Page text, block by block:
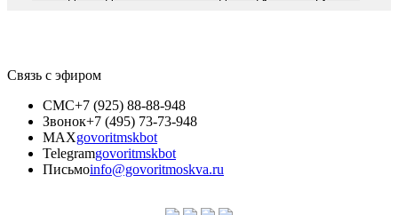
Связь с эфиром
СМС+7 (925) 88-88-948
Звонок+7 (495) 73-73-948
MAXgovoritmskbot
Telegramgovoritmskbot
Письмоinfo@govoritmoskva.ru